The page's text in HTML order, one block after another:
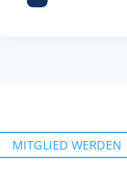
MITGLIED WERDEN